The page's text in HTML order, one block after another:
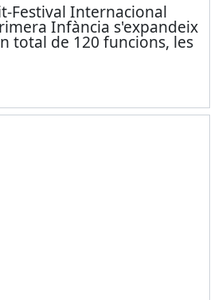
Festival Internacional
Infància s'expandeix
total de 120 funcions, les